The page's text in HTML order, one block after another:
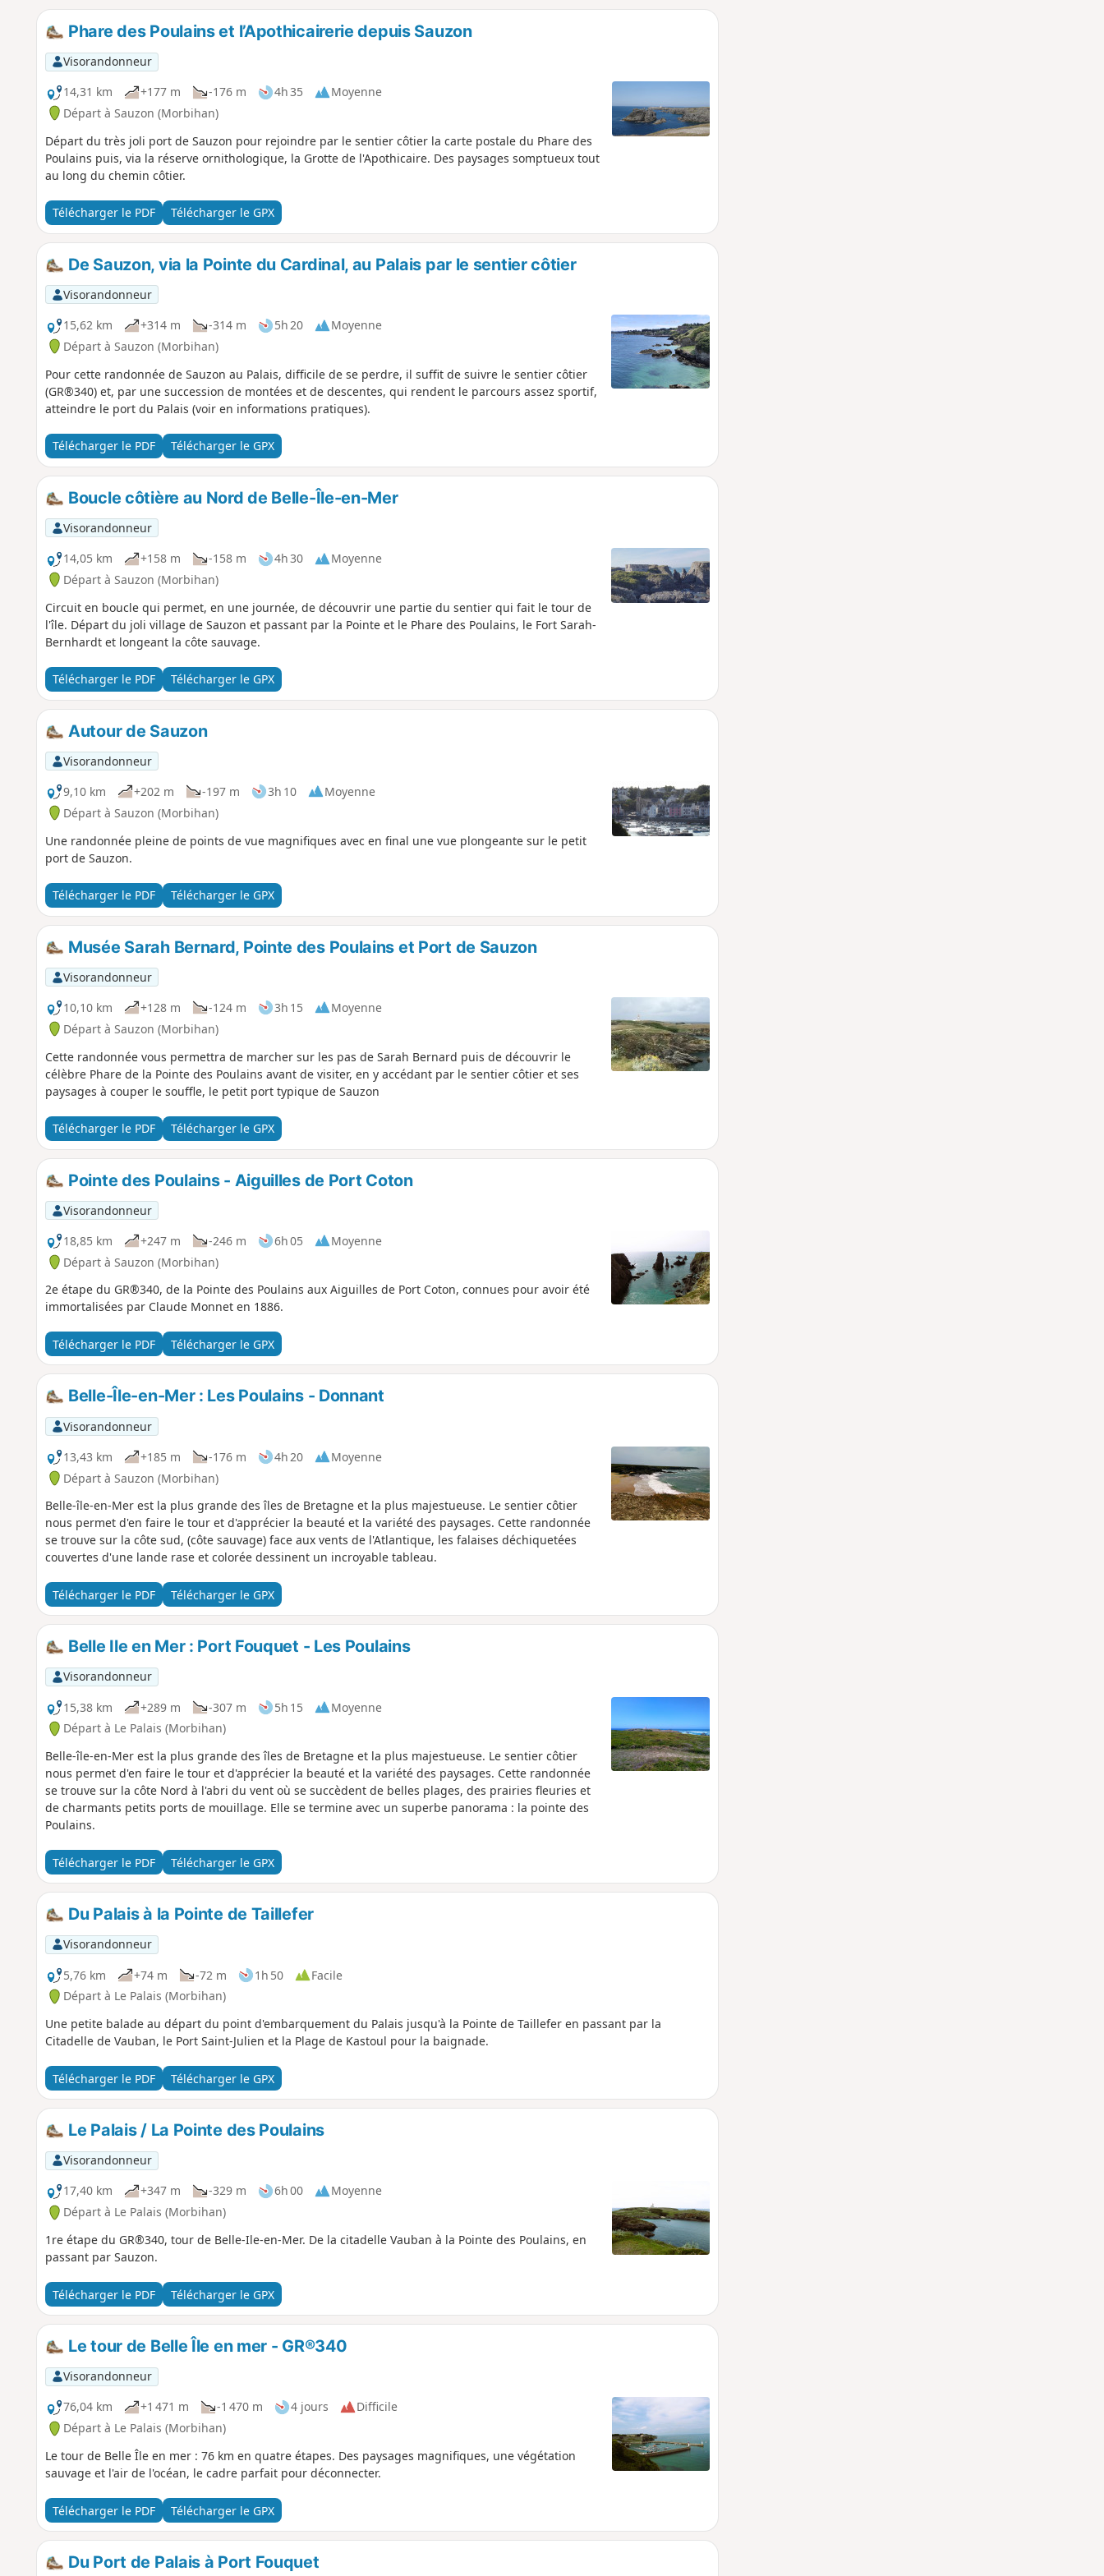
Phare des Poulains et l’Apothicairerie depuis Sauzon
Visorandonneur
14,31 km
+177 m -176 m 4h 35
Moyenne
Départ à Sauzon (Morbihan)
Départ du très joli port de Sauzon pour rejoindre par le sentier côtier la carte postale du Phare des
Poulains puis, via la réserve ornithologique, la Grotte de l'Apothicaire. Des paysages somptueux tout
au long du chemin côtier.
Télécharger le PDF Télécharger le GPX
De Sauzon, via la Pointe du Cardinal, au Palais par le sentier côtier
Visorandonneur
15,62 km
+314 m -314 m 5h 20
Moyenne
Départ à Sauzon (Morbihan)
Pour cette randonnée de Sauzon au Palais, difficile de se perdre, il suffit de suivre le sentier côtier
(GR®340) et, par une succession de montées et de descentes, qui rendent le parcours assez sportif,
atteindre le port du Palais (voir en informations pratiques).
Télécharger le PDF Télécharger le GPX
Boucle côtière au Nord de Belle-Île-en-Mer
Visorandonneur
14,05 km
+158 m -158 m 4h 30
Moyenne
Départ à Sauzon (Morbihan)
Circuit en boucle qui permet, en une journée, de découvrir une partie du sentier qui fait le tour de
l'île. Départ du joli village de Sauzon et passant par la Pointe et le Phare des Poulains, le Fort Sarah-
Bernhardt et longeant la côte sauvage.
Télécharger le PDF Télécharger le GPX
Autour de Sauzon
Visorandonneur
9,10 km
+202 m -197 m 3h 10
Moyenne
Départ à Sauzon (Morbihan)
Une randonnée pleine de points de vue magnifiques avec en final une vue plongeante sur le petit
port de Sauzon.
Télécharger le PDF Télécharger le GPX
Musée Sarah Bernard, Pointe des Poulains et Port de Sauzon
Visorandonneur
10,10 km
+128 m -124 m 3h 15
Moyenne
Départ à Sauzon (Morbihan)
Cette randonnée vous permettra de marcher sur les pas de Sarah Bernard puis de découvrir le
célèbre Phare de la Pointe des Poulains avant de visiter, en y accédant par le sentier côtier et ses
paysages à couper le souffle, le petit port typique de Sauzon
Télécharger le PDF Télécharger le GPX
Pointe des Poulains - Aiguilles de Port Coton
Visorandonneur
18,85 km
+247 m -246 m 6h 05
Moyenne
Départ à Sauzon (Morbihan)
2e étape du GR®340, de la Pointe des Poulains aux Aiguilles de Port Coton, connues pour avoir été
immortalisées par Claude Monnet en 1886.
Télécharger le PDF Télécharger le GPX
Belle-Île-en-Mer : Les Poulains - Donnant
Visorandonneur
13,43 km
+185 m -176 m 4h 20
Moyenne
Départ à Sauzon (Morbihan)
Belle-île-en-Mer est la plus grande des îles de Bretagne et la plus majestueuse. Le sentier côtier
nous permet d'en faire le tour et d'apprécier la beauté et la variété des paysages. Cette randonnée
se trouve sur la côte sud, (côte sauvage) face aux vents de l'Atlantique, les falaises déchiquetées
couvertes d'une lande rase et colorée dessinent un incroyable tableau.
Télécharger le PDF Télécharger le GPX
Belle Ile en Mer : Port Fouquet - Les Poulains
Visorandonneur
15,38 km
+289 m -307 m 5h 15
Moyenne
Départ à Le Palais (Morbihan)
Belle-île-en-Mer est la plus grande des îles de Bretagne et la plus majestueuse. Le sentier côtier
nous permet d'en faire le tour et d'apprécier la beauté et la variété des paysages. Cette randonnée
se trouve sur la côte Nord à l'abri du vent où se succèdent de belles plages, des prairies fleuries et
de charmants petits ports de mouillage. Elle se termine avec un superbe panorama : la pointe des
Poulains.
Télécharger le PDF Télécharger le GPX
Du Palais à la Pointe de Taillefer
Visorandonneur
5,76 km
+74 m -72 m 1h 50
Facile
Départ à Le Palais (Morbihan)
Une petite balade au départ du point d'embarquement du Palais jusqu'à la Pointe de Taillefer en passant par la
Citadelle de Vauban, le Port Saint-Julien et la Plage de Kastoul pour la baignade.
Télécharger le PDF Télécharger le GPX
Le Palais / La Pointe des Poulains
Visorandonneur
17,40 km
+347 m -329 m 6h 00
Moyenne
Départ à Le Palais (Morbihan)
1re étape du GR®340, tour de Belle-Ile-en-Mer. De la citadelle Vauban à la Pointe des Poulains, en
passant par Sauzon.
Télécharger le PDF Télécharger le GPX
Le tour de Belle Île en mer - GR®340
Visorandonneur
76,04 km
+1 471 m -1 470 m 4 jours
Difficile
Départ à Le Palais (Morbihan)
Le tour de Belle Île en mer : 76 km en quatre étapes. Des paysages magnifiques, une végétation
sauvage et l'air de l'océan, le cadre parfait pour déconnecter.
Télécharger le PDF Télécharger le GPX
Du Port de Palais à Port Fouquet